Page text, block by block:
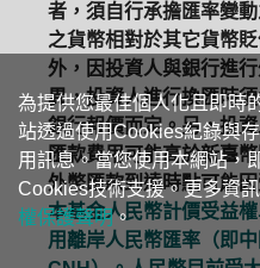
者，須自行承擔匯率變
之貨幣相對於其它貨幣
外，因投資人與銀行進
異，投資人進行換匯時
銀行報價而定。另，投
匯款費用可能高於新臺
外幣匯款到達時點可能
本基金人民幣計價受益
用離岸人民幣匯率（即
為提供您最佳個人化且即時
站透過使用Cookies紀錄與
用訊息。當您使用本網站，
Cookies技術支援。更多資
權保護聲明。